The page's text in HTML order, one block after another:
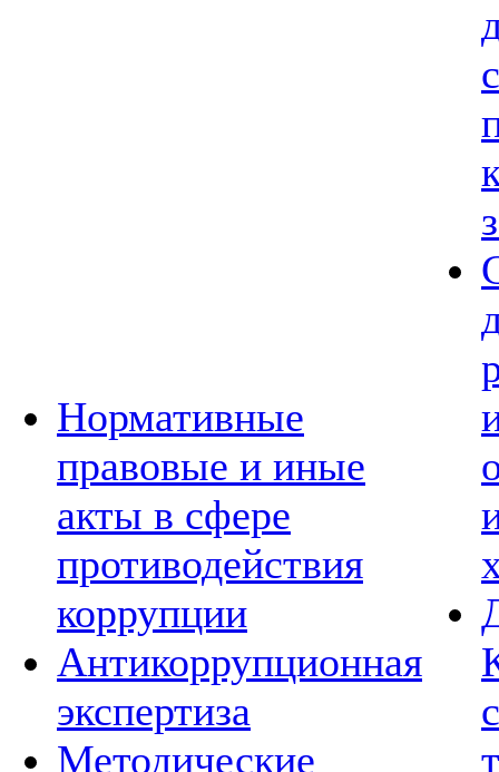
Нормативные
правовые и иные
акты в сфере
противодействия
коррупции
Антикоррупционная
экспертиза
Методические